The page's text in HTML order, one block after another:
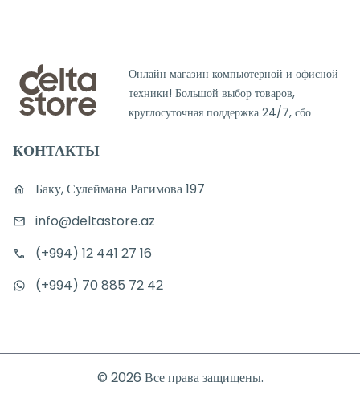
Онлайн магазин компьютерной и офисной
техники! Большой выбор товаров,
круглосуточная поддержка 24/7, сбо
КОНТАКТЫ
Баку, Сулеймана Рагимова 197
info@deltastore.az
(+994) 12 441 27 16
(+994) 70 885 72 42
© 2026 Все права защищены.